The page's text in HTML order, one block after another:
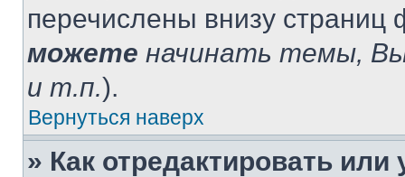
перечислены внизу
можете начинать темы,
и т.п.).
Вернуться наверх
» Как отредактировать